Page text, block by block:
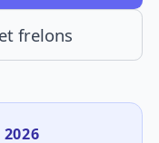
frelons
2026